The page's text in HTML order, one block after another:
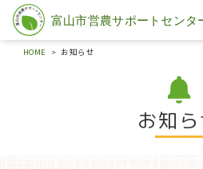
HOME お知らせ
お知ら